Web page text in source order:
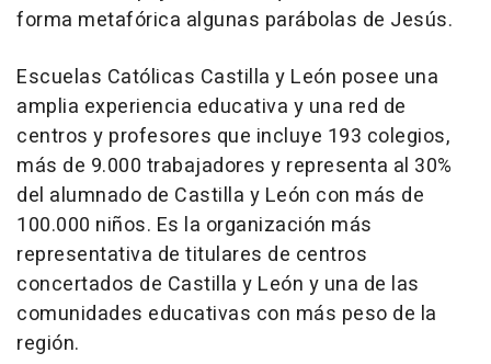
forma metafórica algunas parábolas de Jesús.
Escuelas Católicas Castilla y León posee una
amplia experiencia educativa y una red de
centros y profesores que incluye 193 colegios,
más de 9.000 trabajadores y representa al 30%
del alumnado de Castilla y León con más de
100.000 niños. Es la organización más
representativa de titulares de centros
concertados de Castilla y León y una de las
comunidades educativas con más peso de la
región.